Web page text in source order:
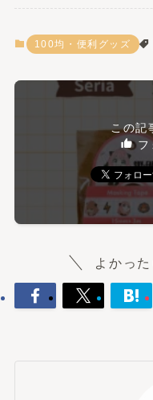
100均・便利グッズ
この記
フ
よかっ